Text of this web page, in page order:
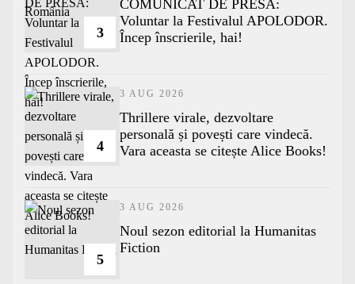
3
COMUNICAT DE PRESĂ:
Voluntar la Festivalul APOLODOR.
Încep înscrierile, hai!
4
3 AUG 2026
Thrillere virale, dezvoltare
personală și povești care vindecă.
Vara aceasta se citește Alice Books!
5
3 AUG 2026
​Noul sezon editorial la Humanitas
Fiction